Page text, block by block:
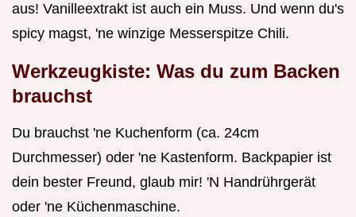
aus! Vanilleextrakt ist auch ein Muss. Und wenn du's
spicy magst, 'ne winzige Messerspitze Chili.
Werkzeugkiste: Was du zum Backen
brauchst
Du brauchst 'ne Kuchenform (ca. 24cm
Durchmesser) oder 'ne Kastenform. Backpapier ist
dein bester Freund, glaub mir! 'N Handrührgerät
oder 'ne Küchenmaschine.